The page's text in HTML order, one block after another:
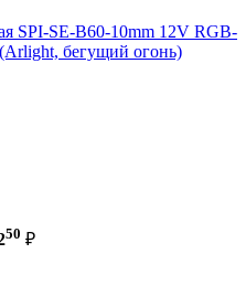
SPI-SE-B60-10mm 12V RGB-
бегущий огонь)
50 ₽